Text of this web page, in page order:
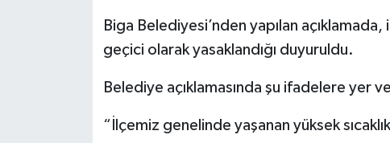
Biga Belediyesi’nden yapılan
geçici olarak yasaklandığı duyuruldu.
Belediye açıklamasında şu ifadelere yer
“İlçemiz genelinde yaşanan yüksek